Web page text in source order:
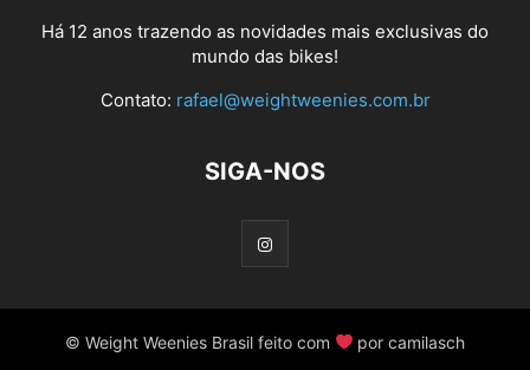
Há 12 anos trazendo as novidades mais exclusivas do
mundo das bikes!
Contato: rafael@weightweenies.com.br
SIGA-NOS
© Weight Weenies Brasil feito com por camilasch